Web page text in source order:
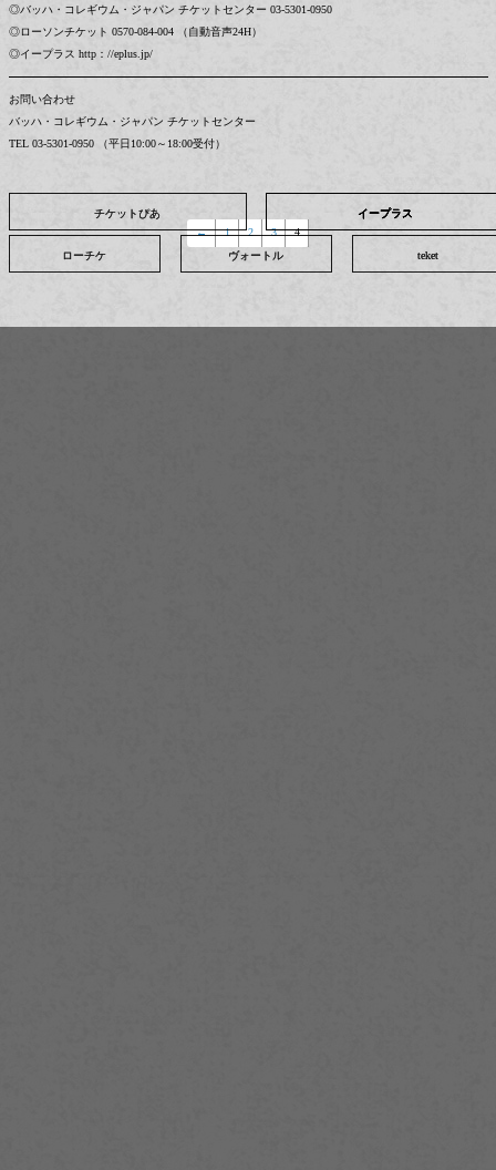
チケットぴあ イープラス
ローチケ ヴォートル teket
チケットぴあ イープラス
ローチケ ヴォートル teket
チケットぴあ イープラス
ローチケ ヴォートル teket
チケットぴあ イープラス
ローチケ ヴォートル teket
チケットぴあ イープラス
ローチケ ヴォートル teket
チケットぴあ イープラス
ローチケ ヴォートル teket
チケットぴあ イープラス
ローチケ ヴォートル teket
チケットぴあ イープラス
ローチケ ヴォートル teket
チケットぴあ イープラス
ローチケ ヴォートル teket
◎バッハ・コレギウム・ジャパン チケットセンター 03-5301-0950
◎ローソンチケット 0570-084-004 （自動音声24H）
◎イープラス http：//eplus.jp/
お問い合わせ
バッハ・コレギウム・ジャパン チケットセンター
TEL 03-5301-0950 （平日10:00～18:00受付）
チケットぴあ イープラス
ローチケ ヴォートル teket
← 1 2 3 4